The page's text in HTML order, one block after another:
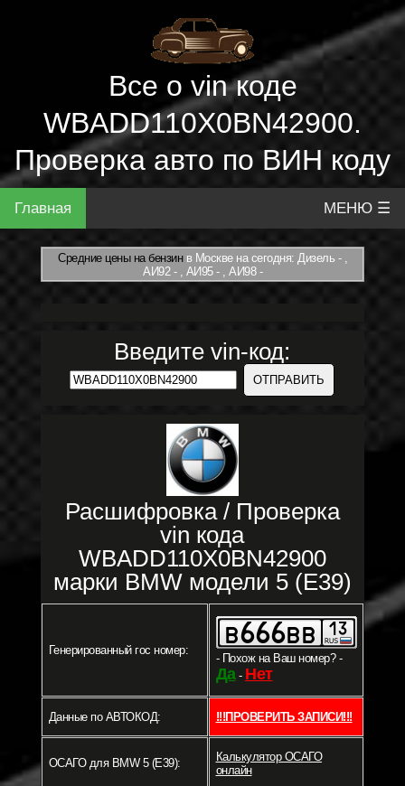
Все о vin коде
WBADD110X0BN42900.
Проверка авто по ВИН коду
Главная МЕНЮ ☰
Средние цены на бензинв Москве на сегодня: Дизель - ,
АИ92 - , АИ95 - , АИ98 -
Введите vin-код:
Расшифровка / Проверка
vin кода
WBADD110X0BN42900
марки BMW модели 5 (E39)
Генерированный гос номер:
- Похож на Ваш номер? -
Да- Нет
Данные по АВТОКОД: !!!ПРОВЕРИТЬ ЗАПИСИ!!!
ОСАГО для BMW 5 (E39):
Калькулятор ОСАГО
онлайн